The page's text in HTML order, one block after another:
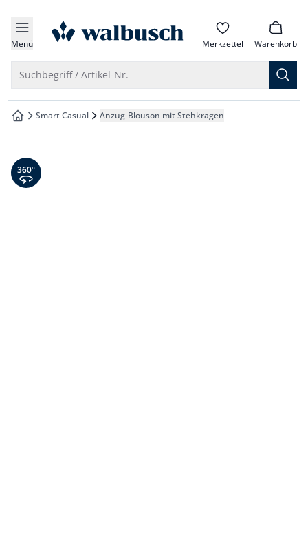
springen
springen
springen
springen
Menü zur Startseite Merkzettel Warenkorb
Suchbegriff / Artikel-Nr.
zur Startseite
Smart Casual Anzug-Blouson mit Stehkragen
360° Ansicht